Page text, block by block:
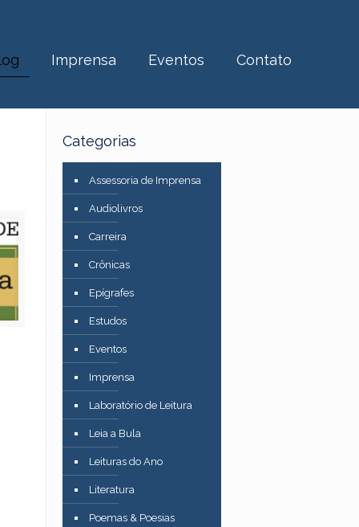
Imprensa Eventos Contato
Categorias
Assessoria de Imprensa
Audiolivros
Carreira
Crônicas
Epígrafes
Estudos
Eventos
Imprensa
Laboratório de Leitura
Leia a Bula
Leituras do Ano
Literatura
Poemas & Poesias